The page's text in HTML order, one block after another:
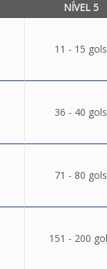
NÍVEL 5
11 - 15 gols
36 - 40 gols
71 - 80 gols
151 - 200